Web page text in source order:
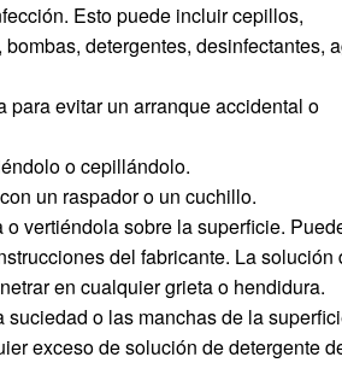
Esto puede incluir cepillos,
detergentes, desinfectantes,
evitar un arranque accidental o
o cepillándolo.
un raspador o un cuchillo.
vertiéndola sobre la superficie.
del fabricante. La solución
en cualquier grieta o hendidura.
o las manchas de la
exceso de solución de detergente